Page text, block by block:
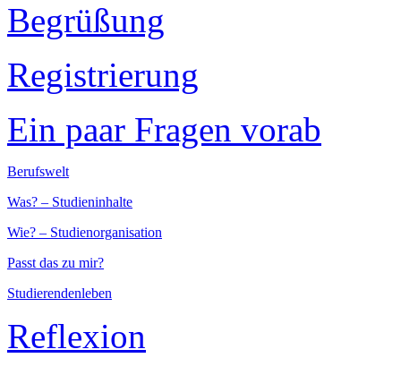
Begrüßung
Registrierung
Ein paar Fragen vorab
Berufswelt
Was? – Studieninhalte
Wie? – Studienorganisation
Passt das zu mir?
Studierendenleben
Reflexion